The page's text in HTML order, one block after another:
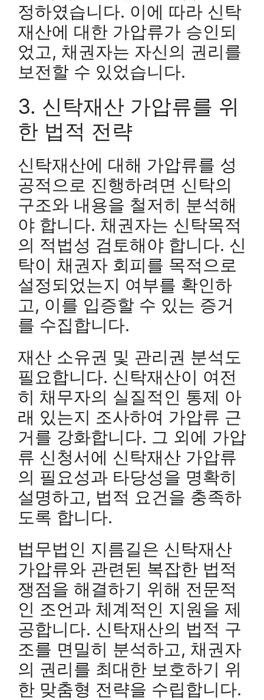
정하였습니다. 이에 따라 신탁
재산에 대한 가압류가 승인되
었고, 채권자는 자신의 권리를
보전할 수 있었습니다.
3. 신탁재산 가압류를 위
한 법적 전략
신탁재산에 대해 가압류를 성
공적으로 진행하려면 신탁의
구조와 내용을 철저히 분석해
야 합니다. 채권자는 신탁목적
의 적법성 검토해야 합니다. 신
탁이 채권자 회피를 목적으로
설정되었는지 여부를 확인하
고, 이를 입증할 수 있는 증거
를 수집합니다.
재산 소유권 및 관리권 분석도
필요합니다. 신탁재산이 여전
히 채무자의 실질적인 통제 아
래 있는지 조사하여 가압류 근
거를 강화합니다. 그 외에 가압
류 신청서에 신탁재산 가압류
의 필요성과 타당성을 명확히
설명하고, 법적 요건을 충족하
도록 합니다.
법무법인 지름길은 신탁재산
가압류와 관련된 복잡한 법적
쟁점을 해결하기 위해 전문적
인 조언과 체계적인 지원을 제
공합니다. 신탁재산의 법적 구
조를 면밀히 분석하고, 채권자
의 권리를 최대한 보호하기 위
한 맞춤형 전략을 수립합니다.